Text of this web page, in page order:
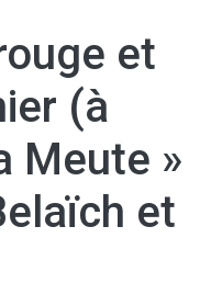
et
(à
Meute »
et